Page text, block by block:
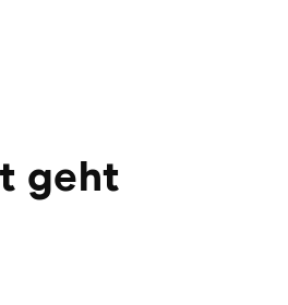
geht